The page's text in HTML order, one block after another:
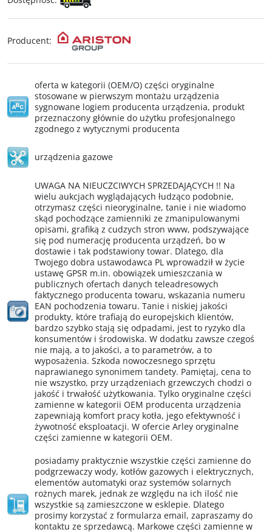
Producent:
oferta w kategorii (OEM/O) części oryginalne
stosowane w pierwszym montażu urządzenia
sygnowane logiem producenta urządzenia, produkt
przeznaczony głównie do użytku profesjonalnego
zgodnego z wytycznymi producenta
urządzenia gazowe
UWAGA NA NIEUCZCIWYCH SPRZEDAJĄCYCH !! Na
wielu aukcjach wyglądających łudząco podobnie,
otrzymasz części nieoryginalne, tanie i nie wiadomo
skąd pochodzące zamienniki ze zmanipulowanymi
opisami, grafiką z cudzych stron www, podszywające
się pod numerację producenta urządzeń, bo w
dostawie i tak podstawiony towar. Dlatego, dla
Twojego dobra ustawodawca PL wprowadził w życie
ustawę GPSR m.in. obowiązek umieszczania w
publicznych ofertach danych teleadresowych
faktycznego producenta towaru, wskazania numeru
EAN pochodzenia towaru. Tanie i niskiej jakości
produkty, które trafiają do europejskich klientów,
bardzo szybko stają się odpadami, jest to ryzyko dla
konsumentów i środowiska. W dodatku zawsze czegoś
nie mają, a to jakości, a to parametrów, a to
wyposażenia. Szkoda nowoczesnego sprzętu
naprawianego synonimem tandety. Pamiętaj, cena to
nie wszystko, przy urządzeniach grzewczych chodzi o
jakość i trwałość użytkowania. Tylko oryginalne części
zamienne w kategorii OEM producenta urządzenia
zapewniają komfort pracy kotła, jego efektywność i
żywotność eksploatacji. W ofercie Arley oryginalne
części zamienne w kategorii OEM.
posiadamy praktycznie wszystkie części zamienne do
podgrzewaczy wody, kotłów gazowych i elektrycznych,
elementów automatyki oraz systemów solarnych
rożnych marek, jednak ze względu na ich ilość nie
wszystkie są zamieszczone w esklepie. Dlatego
prosimy korzystać z formularza email, zapraszamy do
kontaktu ze sprzedawcą. Markowe części zamienne w